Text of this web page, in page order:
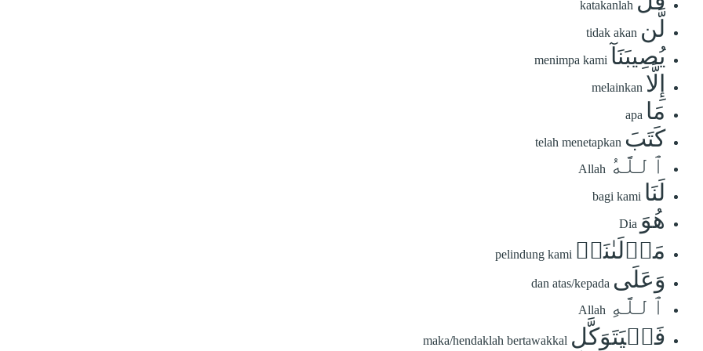
katakanlah
لَّن tidak akan
يُصِيبَنَآ menimpa kami
إِلَّا melainkan
مَا apa
كَتَبَ telah menetapkan
ٱللَّهُ Allah
لَنَا bagi kami
هُوَ Dia
مَوۡلَىٰنَاۚ pelindung kami
وَعَلَى dan atas/kepada
ٱللَّهِ Allah
فَلۡيَتَوَكَّلِ maka/hendaklah bertawakkal